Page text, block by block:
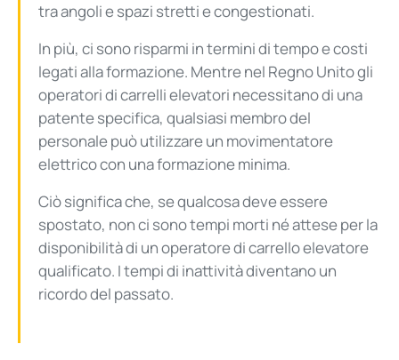
tra angoli e spazi stretti e congestionati.
In più, ci sono risparmi in termini di tempo e costi
legati alla formazione. Mentre nel Regno Unito gli
operatori di carrelli elevatori necessitano di una
patente specifica, qualsiasi membro del
personale può utilizzare un movimentatore
elettrico con una formazione minima.
Ciò significa che, se qualcosa deve essere
spostato, non ci sono tempi morti né attese per la
disponibilità di un operatore di carrello elevatore
qualificato. I tempi di inattività diventano un
ricordo del passato.